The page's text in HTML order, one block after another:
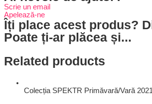
Scrie un email
Apelează-ne
Îți place acest produs?
Poate ți-ar plăcea și...
Related products
Colecția SPEKTR Primăvară/Vară 2021